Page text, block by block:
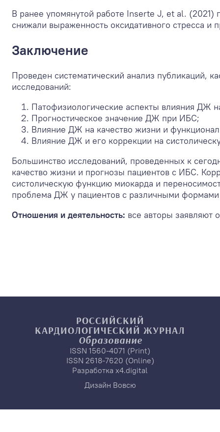
В ранее упомянутой работе Inserte J, et al.
снижали выраженность оксидативного стресса
Заключение
Проведен систематический анализ публикаций,
исследований:
Патофизиологические аспекты влияния ДЖ
Прогностическое значение ДЖ при ИБС;
Влияние ДЖ на качество жизни и
Влияние ДЖ и его коррекции на
Большинство исследований, проведенных к
качество жизни и прогнозы пациентов с ИБС.
систолическую функцию миокарда и
проблема ДЖ у пациентов с различными
Отношения и деятельность: все авторы заявляют
РОССИЙСКИЙ
КАРДИОЛОГИЧЕСКИЙ ЖУРНАЛ
Образование
ISSN 1560-4071 (Print)
ISSN 2618-7620 (Online)
Разработка x4.digital
Дизайн Вовсю